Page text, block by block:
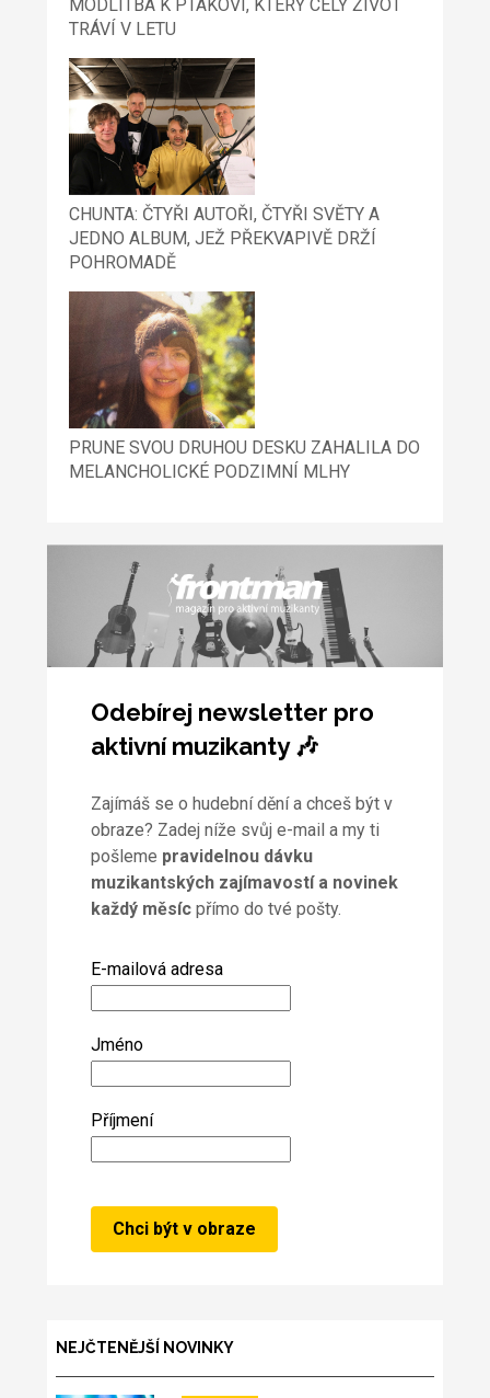
MODLITBA K PTÁKOVI, KTERÝ CELÝ ŽIVOT
TRÁVÍ V LETU
CHUNTA: ČTYŘI AUTOŘI, ČTYŘI SVĚTY A
JEDNO ALBUM, JEŽ PŘEKVAPIVĚ DRŽÍ
POHROMADĚ
PRUNE SVOU DRUHOU DESKU ZAHALILA DO
MELANCHOLICKÉ PODZIMNÍ MLHY
Odebírej newsletter pro
aktivní muzikanty 🎶
Zajímáš se o hudební dění a chceš být v
obraze? Zadej níže svůj e-mail a my ti
pošleme pravidelnou dávku
muzikantských zajímavostí a novinek
každý měsícpřímo do tvé pošty.
E-mailová adresa
Jméno
Příjmení
NEJČTENĚJŠÍ NOVINKY